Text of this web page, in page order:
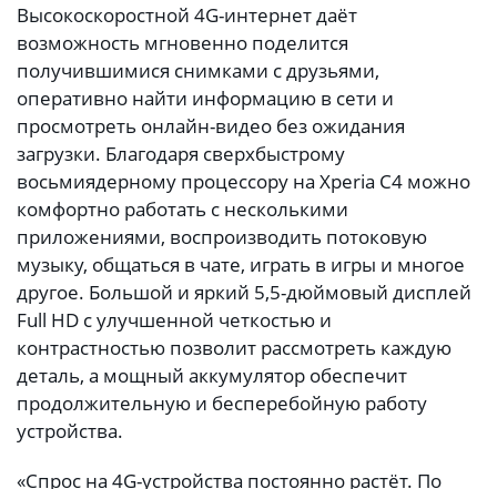
Высокоскоростной 4G-интернет даёт
возможность мгновенно поделится
получившимися снимками с друзьями,
оперативно найти информацию в сети и
просмотреть онлайн-видео без ожидания
загрузки. Благодаря сверхбыстрому
восьмиядерному процессору на Xperia C4 можно
комфортно работать с несколькими
приложениями, воспроизводить потоковую
музыку, общаться в чате, играть в игры и многое
другое. Большой и яркий 5,5-дюймовый дисплей
Full HD с улучшенной четкостью и
контрастностью позволит рассмотреть каждую
деталь, а мощный аккумулятор обеспечит
продолжительную и бесперебойную работу
устройства.
«Спрос на 4G-устройства постоянно растёт. По